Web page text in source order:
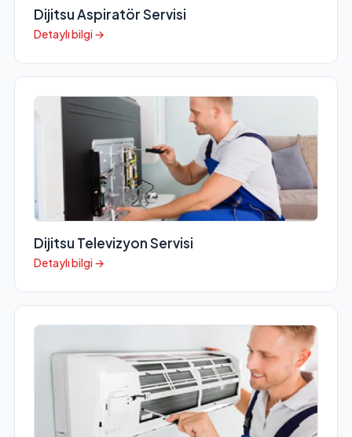
Dijitsu Aspiratör Servisi
Detaylı bilgi →
Dijitsu Televizyon Servisi
Detaylı bilgi →